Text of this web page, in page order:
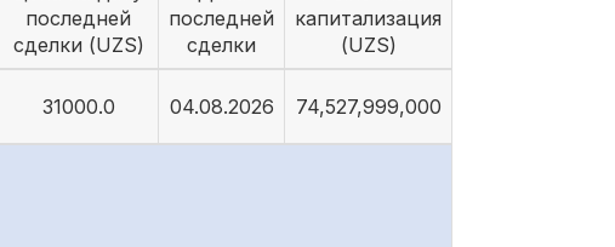
последней
сделки (UZS)
последней
сделки
капитализация
(UZS)
31000.0 04.08.2026 74,527,999,000